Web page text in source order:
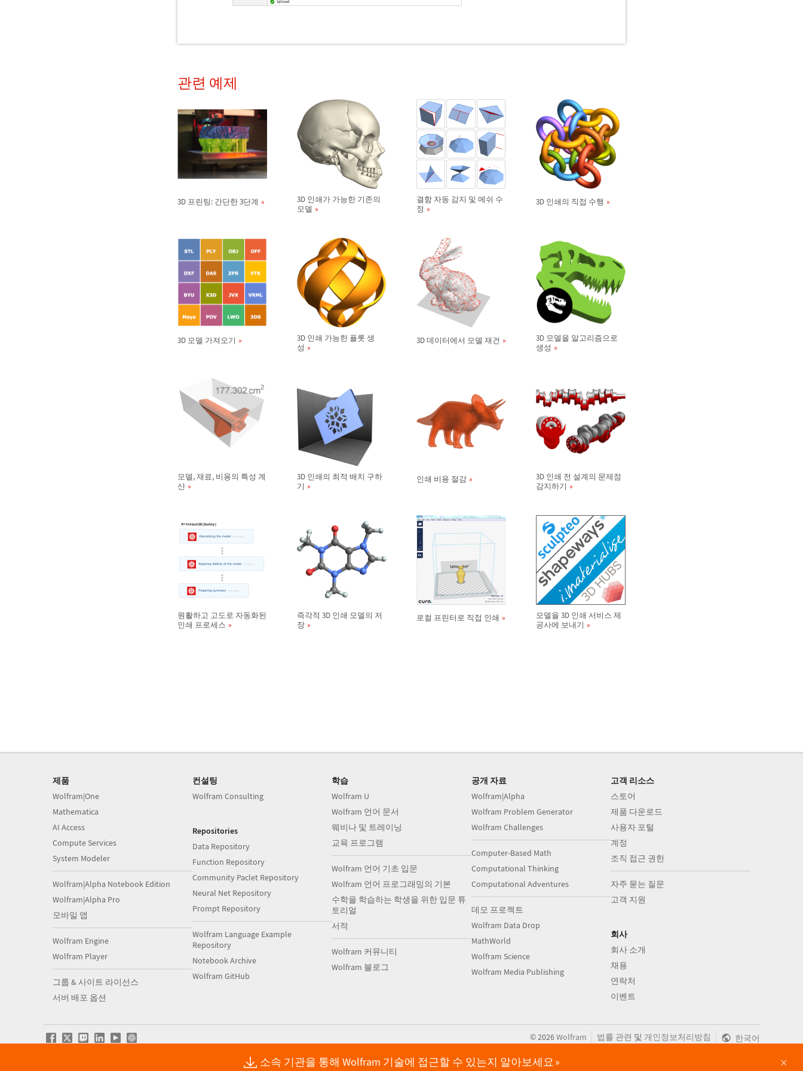
관련 예제
3D 프린팅: 간단한 3단계
3D 인쇄가 가능한 기존의
모델
결함 자동 감지 및 메쉬 수
정
3D 인쇄의 직접 수행
3D 모델 가져오기
3D 인쇄 가능한 플롯 생
성
3D 데이터에서 모델 재건
3D 모델을 알고리즘으로
생성
모델, 재료, 비용의 특성 계
산
3D 인쇄의 최적 배치 구하
기
인쇄 비용 절감
3D 인쇄 전 설계의 문제점
감지하기
원활하고 고도로 자동화된
인쇄 프로세스
즉각적 3D 인쇄 모델의 저
장
로컬 프린터로 직접 인쇄
모델을 3D 인쇄 서비스 제
공사에 보내기
제품
Wolfram|One
Mathematica
AI Access
Compute Services
System Modeler
Wolfram|Alpha Notebook Edition
Wolfram|Alpha Pro
모바일 앱
Wolfram Engine
Wolfram Player
그룹 & 사이트 라이선스
서버 배포 옵션
컨설팅
Wolfram Consulting
Repositories
Data Repository
Function Repository
Community Paclet Repository
Neural Net Repository
Prompt Repository
Wolfram Language Example
Repository
Notebook Archive
Wolfram GitHub
학습
Wolfram U
Wolfram 언어 문서
웨비나 및 트레이닝
교육 프로그램
Wolfram 언어 기초 입문
Wolfram 언어 프로그래밍의 기본
수학을 학습하는 학생을 위한 입문 튜
토리얼
서적
Wolfram 커뮤니티
Wolfram 블로그
공개 자료
Wolfram|Alpha
Wolfram Problem Generator
Wolfram Challenges
Computer-Based Math
Computational Thinking
Computational Adventures
데모 프로젝트
Wolfram Data Drop
MathWorld
Wolfram Science
Wolfram Media Publishing
고객 리소스
스토어
제품 다운로드
사용자 포털
계정
조직 접근 권한
자주 묻는 질문
고객 지원
회사
회사 소개
채용
연락처
이벤트
©2026Wolfram 법률 관련 및 개인정보처리방침 한국어
소속 기관을 통해 Wolfram 기술에 접근할 수 있는지 알아보세요 ×